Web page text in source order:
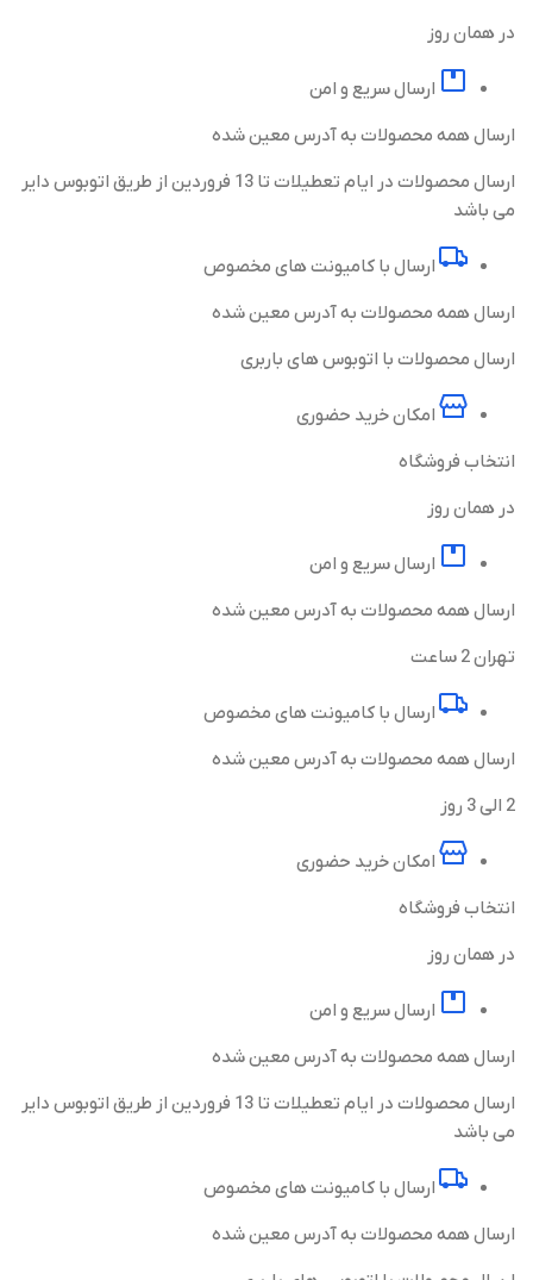
در همان روز
ارسال سریع و امن
ارسال همه محصولات به آدرس معین شده
ارسال محصولات در ایام تعطیلات تا 13 فروردین از طریق اتوبوس دایر
می باشد
ارسال با کامیونت های مخصوص
ارسال همه محصولات به آدرس معین شده
ارسال محصولات با اتوبوس های باربری
امکان خرید حضوری
انتخاب فروشگاه
در همان روز
ارسال سریع و امن
ارسال همه محصولات به آدرس معین شده
تهران 2 ساعت
ارسال با کامیونت های مخصوص
ارسال همه محصولات به آدرس معین شده
2 الی 3 روز
امکان خرید حضوری
انتخاب فروشگاه
در همان روز
ارسال سریع و امن
ارسال همه محصولات به آدرس معین شده
ارسال محصولات در ایام تعطیلات تا 13 فروردین از طریق اتوبوس دایر
می باشد
ارسال با کامیونت های مخصوص
ارسال همه محصولات به آدرس معین شده